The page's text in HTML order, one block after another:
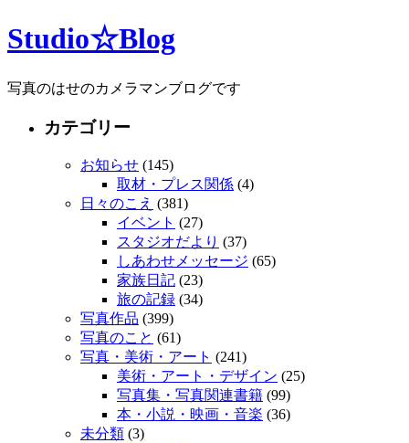
Studio☆Blog
写真のはせのカメラマンブログです
カテゴリー
お知らせ (145)
取材・プレス関係 (4)
日々のこえ (381)
イベント (27)
スタジオだより (37)
しあわせメッセージ (65)
家族日記 (23)
旅の記録 (34)
写真作品 (399)
写真のこと (61)
写真・美術・アート (241)
美術・アート・デザイン (25)
写真集・写真関連書籍 (99)
本・小説・映画・音楽 (36)
未分類 (3)